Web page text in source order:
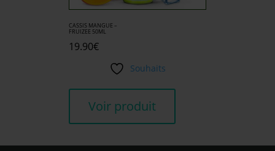
CASSIS MANGUE –
FRUIZEE 50ML
19.90€
Souhaits
Voir produit